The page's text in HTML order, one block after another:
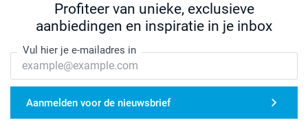
Profiteer van unieke, exclusieve
aanbiedingen en inspiratie in je inbox
Vul hier je e-mailadres in
Aanmelden voor de nieuwsbrief